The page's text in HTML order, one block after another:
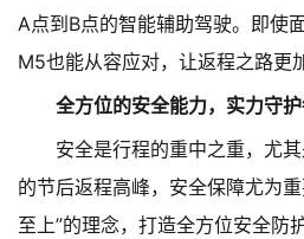
A点到B点的智能辅助驾驶。即使
M5也能从容应对，让返程之路更
全方位的安全能力，实力守
安全是行程的重中之重，尤
的节后返程高峰，安全保障尤为
至上”的理念，打造全方位安全防